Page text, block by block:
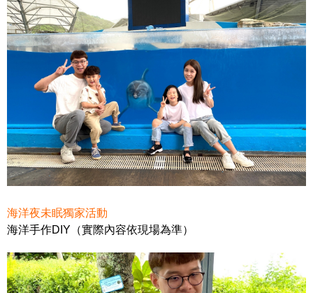
海洋夜未眠獨家活動
海洋手作DIY（實際內容依現場為準）